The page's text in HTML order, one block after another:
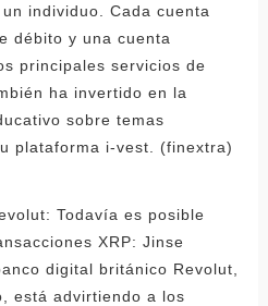
individuo. Cada cuenta
débito y una cuenta
principales servicios de
ha invertido en la
sobre temas
plataforma i-vest. (finextra)
Todavía es posible
XRP: Jinse
digital británico Revolut,
está advirtiendo a los